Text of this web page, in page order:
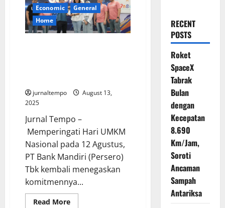
Economic
General
Home
jurnaltempo
August 13,
2025
Jurnal Tempo –
Memperingati Hari UMKM
Nasional pada 12 Agustus,
PT Bank Mandiri (Persero)
Tbk kembali menegaskan
komitmennya...
Read MoreRead
RECENT
POSTS
Roket
SpaceX
Tabrak
Bulan
dengan
Kecepatan
8.690
Km/Jam,
Soroti
Ancaman
Sampah
Antariksa